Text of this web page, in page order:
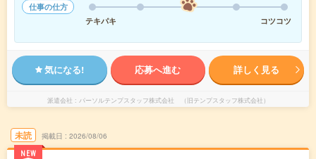
仕事の仕方
テキパキ
コツコツ
気になる! 応募へ進む 詳しく見る
派遣会社 パーソルテンプスタッフ株式会社 （旧テンプスタッフ株式会社）
未読
NEW
掲載日 2026/08/06